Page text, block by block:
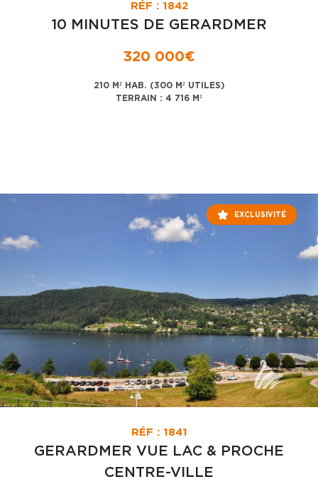
RÉF : 1842
10 MINUTES DE GERARDMER
320 000€
210 M² HAB. (300 M² UTILES)
TERRAIN : 4 716 M²
EXCLUSIVITÉ
RÉF : 1841
GERARDMER VUE LAC & PROCHE
CENTRE-VILLE